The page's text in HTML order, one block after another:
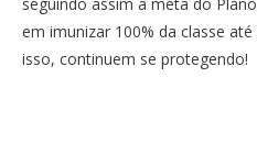
em imunizar 100% da classe
isso, continuem se protegendo!